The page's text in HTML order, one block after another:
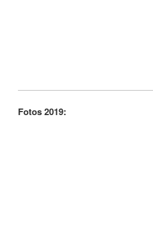
Fotos 2019: